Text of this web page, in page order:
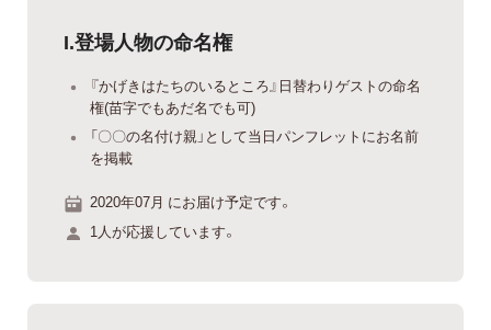
I.登場人物の命名権
『かげきはたちのいるところ』日替わりゲストの命名
権(苗字でもあだ名でも可)
「〇〇の名付け親」として当日パンフレットにお名前
を掲載
2020年07月 にお届け予定です。
1人が応援しています。